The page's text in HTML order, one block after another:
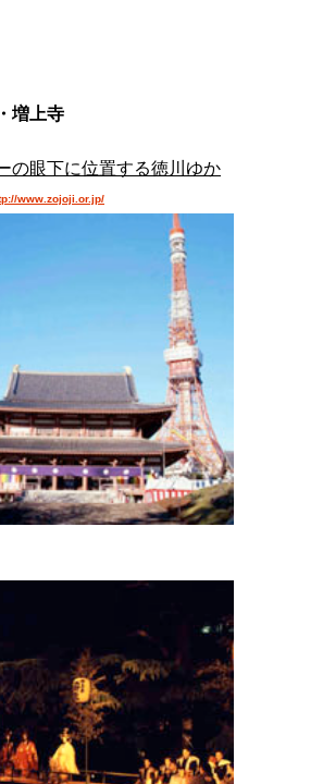
増上寺
の眼下に位置する徳川ゆか
www.zojoji.or.jp/